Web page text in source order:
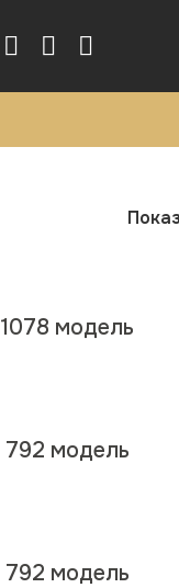
1078 модель
792 модель
792 модель